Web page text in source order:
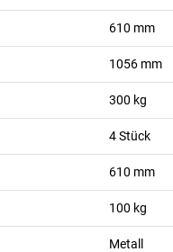
610 mm
1056 mm
300 kg
4Stück
610 mm
100 kg
Metall